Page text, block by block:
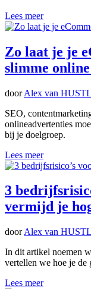
Lees meer
Zo laat je je
slimme
doorAlex van HUSTL
SEO,
onlineadvertenties
bij je doelgroep.
Lees meer
3
vermijd je
doorAlex van HUSTL
In dit artikel noemen
vertellen we hoe je
Lees meer